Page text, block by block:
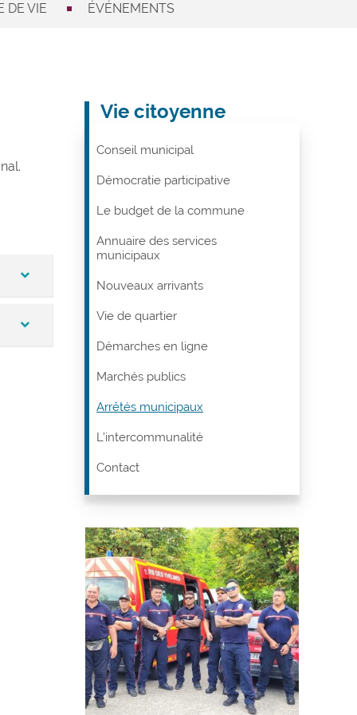
DE VIE ÉVÉNEMENTS
Vie citoyenne
Conseil municipal
Démocratie participative
Le budget de la commune
Annuaire des services
municipaux
Nouveaux arrivants
Vie de quartier
Démarches en ligne
Marchés publics
Arrêtés municipaux
L’intercommunalité
Contact